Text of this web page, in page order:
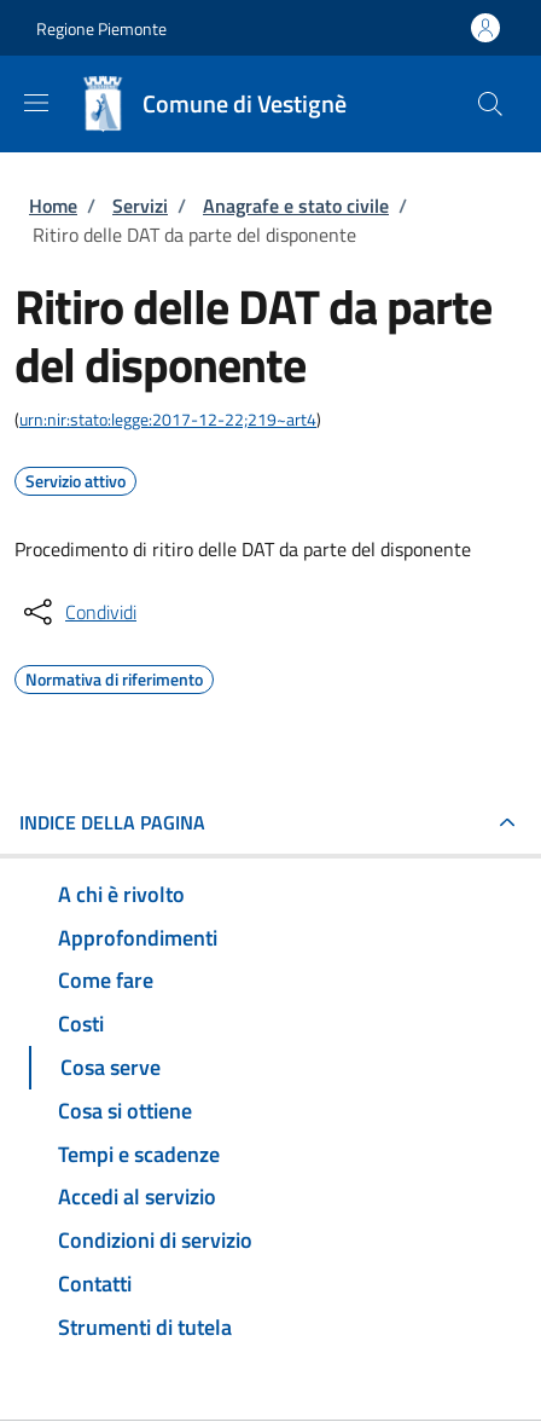
Regione Piemonte
Comune di Vestignè
Briciole di pane
Home / Servizi / Anagrafe e stato civile /
Ritiro delle DAT da parte del disponente
Ritiro delle DAT da parte
del disponente
(urn:nir:stato:legge:2017-12-22;219~art4)
Servizio attivo
Procedimento di ritiro delle DAT da parte del disponente
Condividi
Normativa di riferimento
INDICE DELLA PAGINA
A chi è rivolto
Approfondimenti
Come fare
Costi
Cosa serve
Cosa si ottiene
Tempi e scadenze
Accedi al servizio
Condizioni di servizio
Contatti
Strumenti di tutela